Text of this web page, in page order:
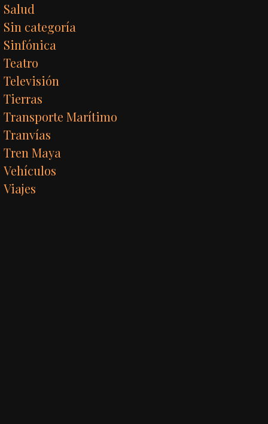
Salud
Sin categoría
Sinfónica
Teatro
Televisión
Tierras
Transporte Marítimo
Tranvías
Tren Maya
Vehículos
Viajes